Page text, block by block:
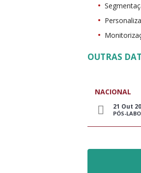
OUTRAS
NACIONAL
21 Out
PÓS-